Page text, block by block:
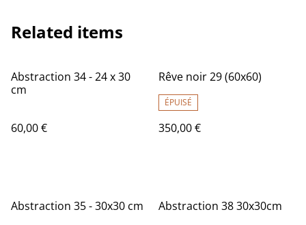
Related items
Abstraction 34 - 24 x 30
cm
60,00 €
Rêve noir 29 (60x60)
ÉPUISÉ
350,00 €
Abstraction 35 - 30x30 cm
Abstraction 38 30x30cm